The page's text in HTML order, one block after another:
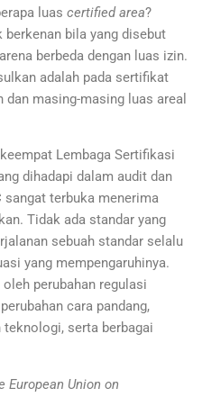
luas certified area?
bila yang disebut
berbeda dengan luas izin.
adalah pada sertifikat
masing-masing luas areal
Lembaga Sertifikasi
dihadapi dalam audit dan
sangat terbuka menerima
Tidak ada standar yang
sebuah standar selalu
yang mempengaruhinya.
perubahan regulasi
cara pandang,
teknologi, serta berbagai
European Union on